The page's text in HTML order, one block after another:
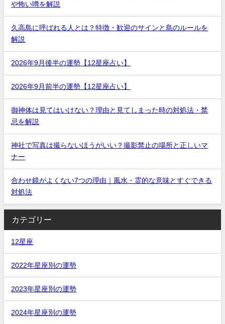
や怖い噂を解説
久高島に呼ばれる人とは？特徴・歓迎のサインと島のルールを
解説
2026年9月後半の運勢【12星座占い】
2026年9月前半の運勢【12星座占い】
御神体は見てはいけない？理由と見てしまった時の対処法・禁
忌を解説
神社で写真は撮らないほうがいい？撮影禁止の場所と正しいマ
ナー
合わせ鏡がよくない7つの理由｜風水・霊的な意味とすぐできる
対処法
カテゴリー
12星座
2022年星座別の運勢
2023年星座別の運勢
2024年星座別の運勢